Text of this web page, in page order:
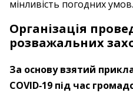
мінливість погодних умов.
Організація
розважальних
За основу взятий
COVID‑19 під час